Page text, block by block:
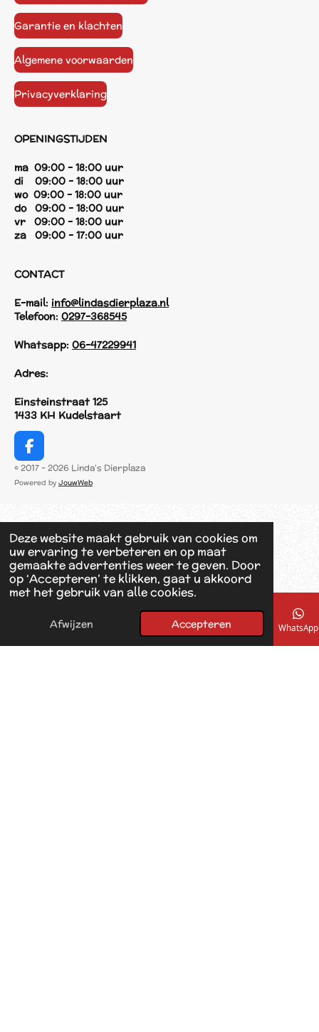
Deze website maakt gebruik van cookies om
uw ervaring te verbeteren en op maat
gemaakte advertenties weer te geven. Door
op ‘Accepteren’ te klikken, gaat u akkoord
met het gebruik van alle cookies.
Afwijzen Accepteren
Garantie en klachten
Algemene voorwaarden
Privacyverklaring
OPENINGSTIJDEN
ma 09:00 - 18:00 uur
di 09:00 - 18:00 uur
wo 09:00 - 18:00 uur
do 09:00 - 18:00 uur
vr 09:00 - 18:00 uur
za 09:00 - 17:00 uur
CONTACT
E-mail: info@lindasdierplaza.nl
Telefoon: 0297-368545
Whatsapp: 06-47229941
Adres:
Einsteinstraat 125
1433 KH Kudelstaart
F
a
c
o
o
k
© 2017 - 2026 Linda's Dierplaza
Powered by JouwWeb
E-mailadres Telefoonnummer Kaart Facebook WhatsApp